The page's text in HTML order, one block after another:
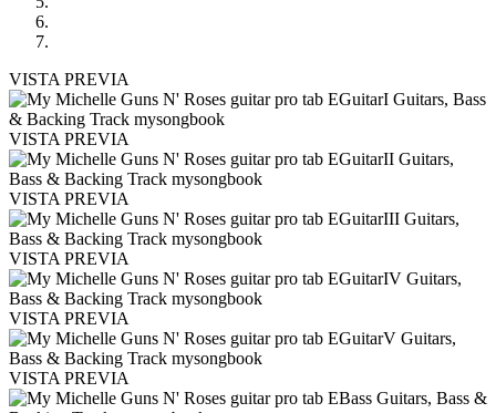
VISTA PREVIA
VISTA PREVIA
VISTA PREVIA
VISTA PREVIA
VISTA PREVIA
VISTA PREVIA